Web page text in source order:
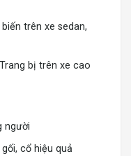
trên xe sedan,
bị trên xe cao
người
cổ hiệu quả